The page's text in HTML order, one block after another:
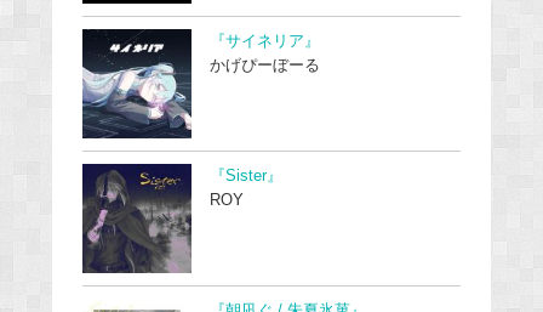
『サイネリア』
かげぴーぼーる
『Sister』
ROY